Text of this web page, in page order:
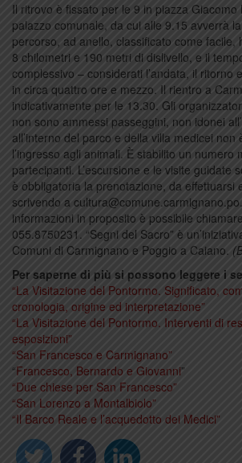
Il ritrovo è fissato per le 9 in piazza
palazzo comunale, da cui alle 9.15 avverrà
percorso, ad anello, classificato come facile,
8 chilometri e 190 metri di dislivello, e il
complessivo – considerati l’andata, il ritorno
in circa quattro ore e mezzo. Il rientro a
indicativamente per le 13.30. Gli
non sono ammessi passeggini, non idonei
all’interno del parco e della villa medicei non
l’ingresso agli animali. È stabilito un numero
partecipanti. L’escursione e le visite guidate
è obbligatoria la prenotazione, da effettuarsi
scrivendo a
informazioni in proposito è possibile
055.8750231. “Segni del Sacro” è
Comuni di Carmignano e Poggio a Caiano.
Per saperne di più si possono leggere i
“La Visitazione del Pontormo. Significato,
cronologia, origine ed interpretazione”
“La Visitazione del Pontormo. Interventi di
esposizioni”
“San Francesco e Carmignano”
“Francesco, Bernardo e Giovanni”
“Due chiese per San Francesco”
“San Lorenzo a Montalbiolo”
“Il Barco Reale e l’acquedotto dei Medici”